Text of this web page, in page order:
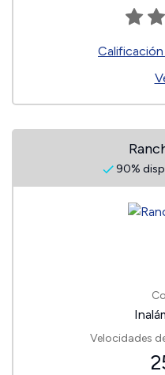
90%
Velocidades